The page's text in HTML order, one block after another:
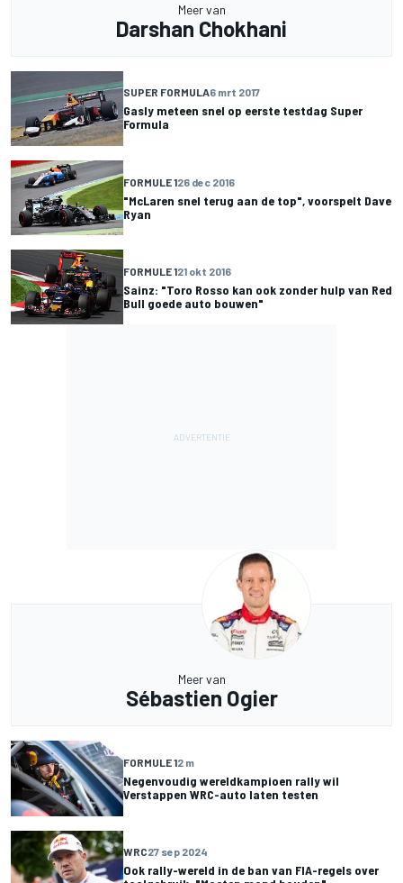
Meer van
Darshan Chokhani
SUPER FORMULA6 mrt 2017
Gasly meteen snel op eerste testdag Super
Formula
FORMULE 126 dec 2016
"McLaren snel terug aan de top", voorspelt Dave
Ryan
FORMULE 121 okt 2016
Sainz: "Toro Rosso kan ook zonder hulp van Red
Bull goede auto bouwen"
Meer van
Sébastien Ogier
FORMULE 12 m
Negenvoudig wereldkampioen rally wil
Verstappen WRC-auto laten testen
WRC27 sep 2024
Ook rally-wereld in de ban van FIA-regels over